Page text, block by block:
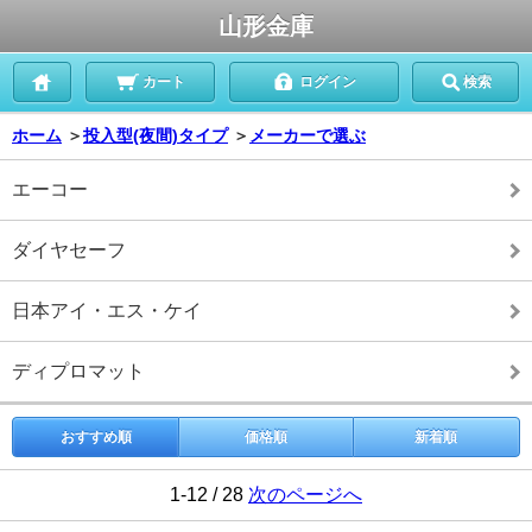
山形金庫
カート ログイン 検索
ホーム ＞投入型(夜間)タイプ ＞ メーカーで選ぶ
エーコー
ダイヤセーフ
日本アイ・エス・ケイ
ディプロマット
おすすめ順 価格順 新着順
1-12 / 28 次のページへ